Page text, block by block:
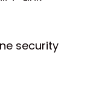
security